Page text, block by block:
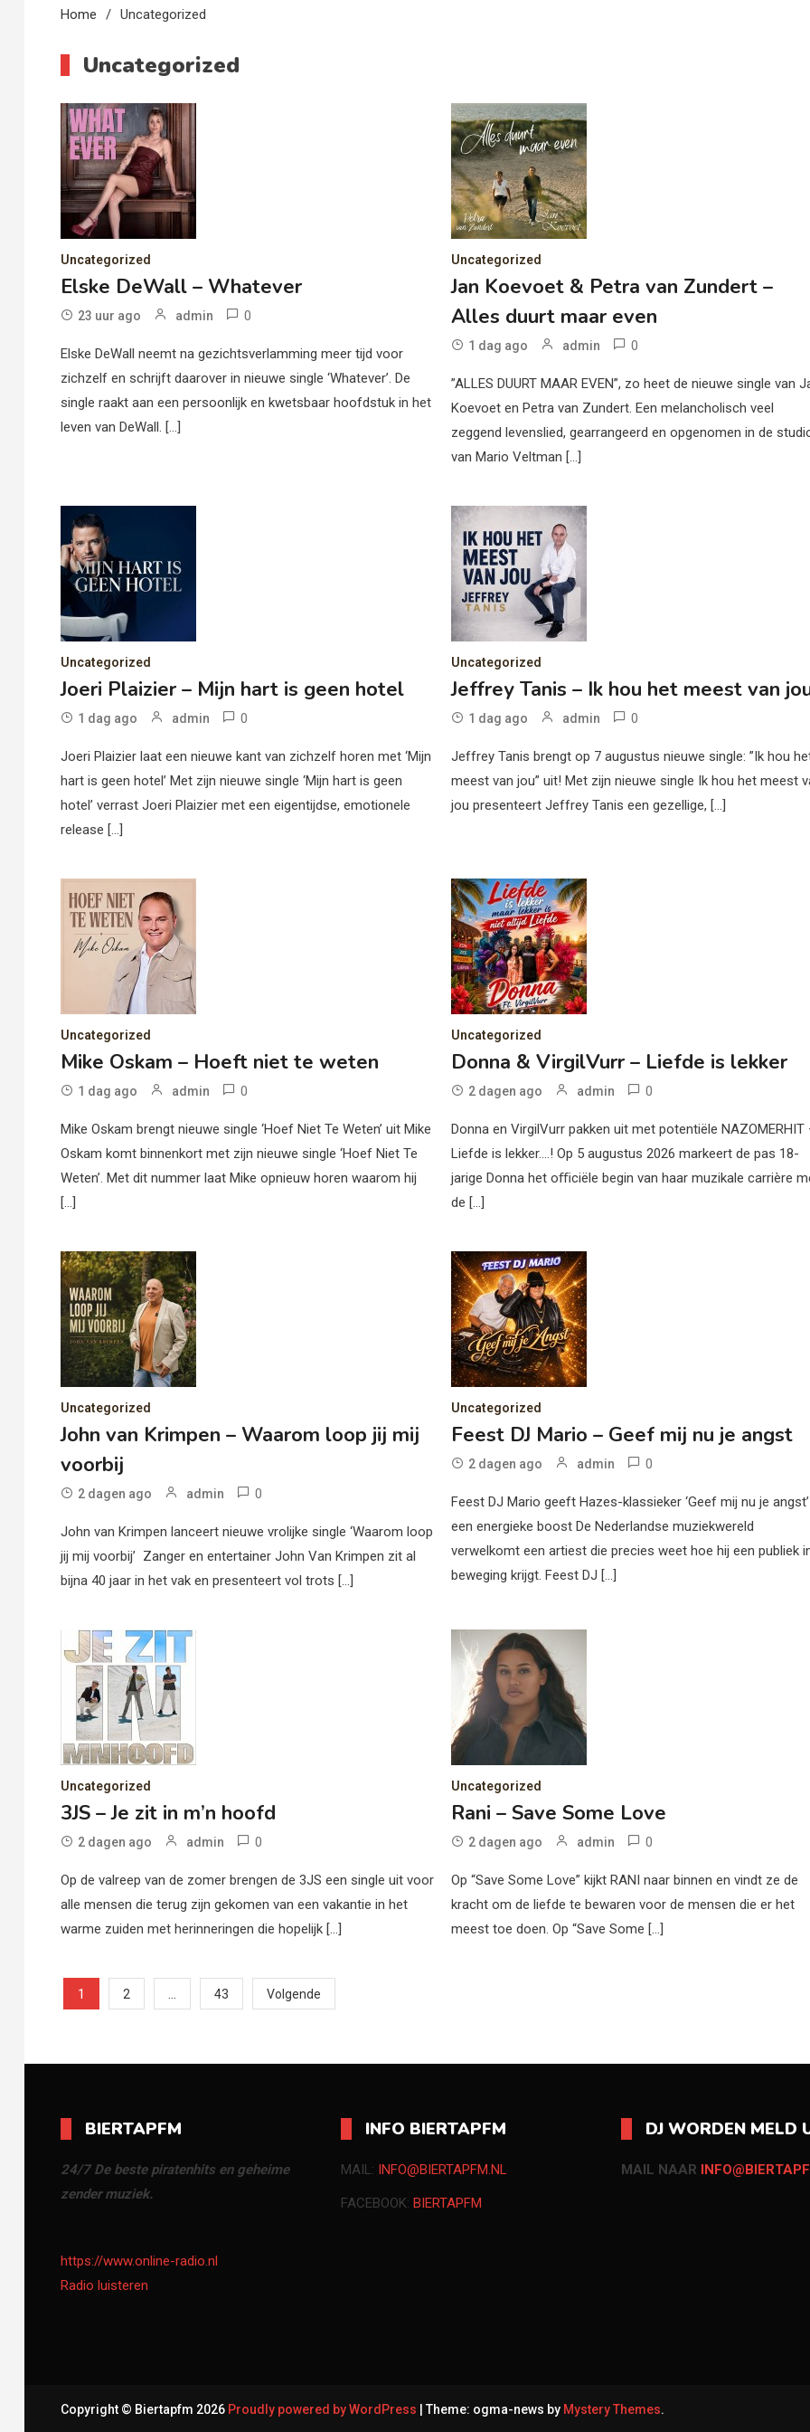
Home Uncategorized
Uncategorized
Uncategorized
Elske DeWall – Whatever
23 uur ago admin 0
Elske DeWall neemt na gezichtsverlamming meer tijd voor
zichzelf en schrijft daarover in nieuwe single ‘Whatever’. De
single raakt aan een persoonlijk en kwetsbaar hoofdstuk in het
leven van DeWall. […]
Uncategorized
Jan Koevoet & Petra van Zundert –
Alles duurt maar even
1 dag ago admin 0
”ALLES DUURT MAAR EVEN”, zo heet de nieuwe single van
Koevoet en Petra van Zundert. Een melancholisch veel
zeggend levenslied, gearrangeerd en opgenomen in de
van Mario Veltman […]
Uncategorized
Joeri Plaizier – Mijn hart is geen hotel
1 dag ago admin 0
Joeri Plaizier laat een nieuwe kant van zichzelf horen met ‘Mijn
hart is geen hotel’ Met zijn nieuwe single ‘Mijn hart is geen
hotel’ verrast Joeri Plaizier met een eigentijdse, emotionele
release […]
Uncategorized
Jeffrey Tanis – Ik hou het meest van
1 dag ago admin 0
Jeffrey Tanis brengt op 7 augustus nieuwe single: ”Ik hou
meest van jou” uit! Met zijn nieuwe single Ik hou het meest
jou presenteert Jeffrey Tanis een gezellige, […]
Uncategorized
Mike Oskam – Hoeft niet te weten
1 dag ago admin 0
Mike Oskam brengt nieuwe single ‘Hoef Niet Te Weten’ uit Mike
Oskam komt binnenkort met zijn nieuwe single ‘Hoef Niet Te
Weten’. Met dit nummer laat Mike opnieuw horen waarom hij
[…]
Uncategorized
Donna & VirgilVurr – Liefde is lekker
2 dagen ago admin 0
Donna en VirgilVurr pakken uit met potentiële NAZOMERHIT
Liefde is lekker….! Op 5 augustus 2026 markeert de pas 18-
jarige Donna het oﬃciële begin van haar muzikale carrière
de […]
Uncategorized
John van Krimpen – Waarom loop jij mij
voorbij
2 dagen ago admin 0
John van Krimpen lanceert nieuwe vrolijke single ‘Waarom loop
jij mij voorbij’ Zanger en entertainer John Van Krimpen zit al
bijna 40 jaar in het vak en presenteert vol trots […]
Uncategorized
Feest DJ Mario – Geef mij nu je angst
2 dagen ago admin 0
Feest DJ Mario geeft Hazes-klassieker ‘Geef mij nu je angst’
een energieke boost De Nederlandse muziekwereld
verwelkomt een artiest die precies weet hoe hij een publiek
beweging krijgt. Feest DJ […]
Uncategorized
3JS – Je zit in m’n hoofd
2 dagen ago admin 0
Op de valreep van de zomer brengen de 3JS een single uit voor
alle mensen die terug zijn gekomen van een vakantie in het
warme zuiden met herinneringen die hopelijk […]
Uncategorized
Rani – Save Some Love
2 dagen ago admin 0
Op “Save Some Love” kijkt RANI naar binnen en vindt ze de
kracht om de liefde te bewaren voor de mensen die er het
meest toe doen. Op “Save Some […]
Berichten
1 2 … 43 Volgende
BIERTAPFM
24/7 De beste piratenhits en geheime
zender muziek.
https://www.online-radio.nl
Radio luisteren
INFO BIERTAPFM
MAIL: INFO@BIERTAPFM.NL
FACEBOOK: BIERTAPFM
DJ WORDEN MELD
MAIL NAAR
Copyright © Biertapfm 2026 Proudly powered by WordPress Theme: ogma-news by Mystery Themes.